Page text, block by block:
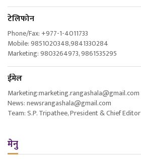
टेलिफोन
Phone/Fax: +977-1-4011733
Mobile: 9851020348,9841330284
Marketing: 9803264973, 9861535295
ईमेल
Marketing:marketing.rangashala@gmail.com
News: newsrangashala@gmail.com
Team: S.P. Tripathee, President & Chief Editor
मेनु